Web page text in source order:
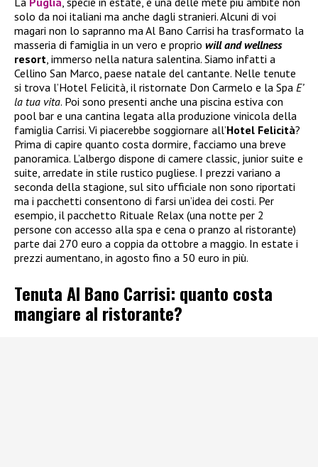
solo da noi italiani ma anche dagli stranieri. Alcuni di voi
magari non lo sapranno ma Al Bano Carrisi ha trasformato la
masseria di famiglia in un vero e proprio will and wellness
resort , immerso nella natura salentina. Siamo infatti a
Cellino San Marco, paese natale del cantante. Nelle tenute
si trova l’Hotel Felicità, il ristornate Don Carmelo e la Spa E’
la tua vita. Poi sono presenti anche una piscina estiva con
pool bar e una cantina legata alla produzione vinicola della
famiglia Carrisi. Vi piacerebbe soggiornare all’Hotel Felicità?
Prima di capire quanto costa dormire, facciamo una breve
panoramica. L’albergo dispone di camere classic, junior suite e
suite, arredate in stile rustico pugliese. I prezzi variano a
seconda della stagione, sul sito ufficiale non sono riportati
ma i pacchetti consentono di farsi un’idea dei costi. Per
esempio, il pacchetto Rituale Relax (una notte per 2
persone con accesso alla spa e cena o pranzo al ristorante)
parte dai 270 euro a coppia da ottobre a maggio. In estate i
prezzi aumentano, in agosto fino a 50 euro in più.
Tenuta Al Bano Carrisi: quanto costa
mangiare al ristorante?